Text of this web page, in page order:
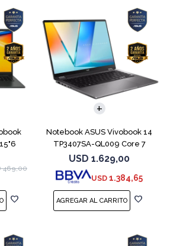
469,00
Notebook ASUS Vivobook 14
TP3407SA-QL009 Core 7
256V 512GB
USD 1.629,00
USD 1.384,65
COMPARAR